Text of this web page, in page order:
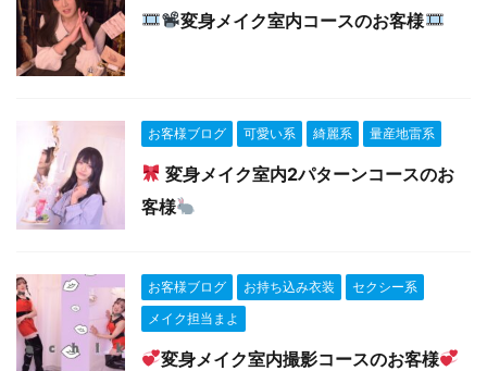
変身メイク室内コースのお客様
お客様ブログ 可愛い系 綺麗系 量産地雷系
変身メイク室内2パターンコースのお
客様
お客様ブログ お持ち込み衣装
セクシー系
メイク担当まよ
変身メイク室内撮影コースのお客様